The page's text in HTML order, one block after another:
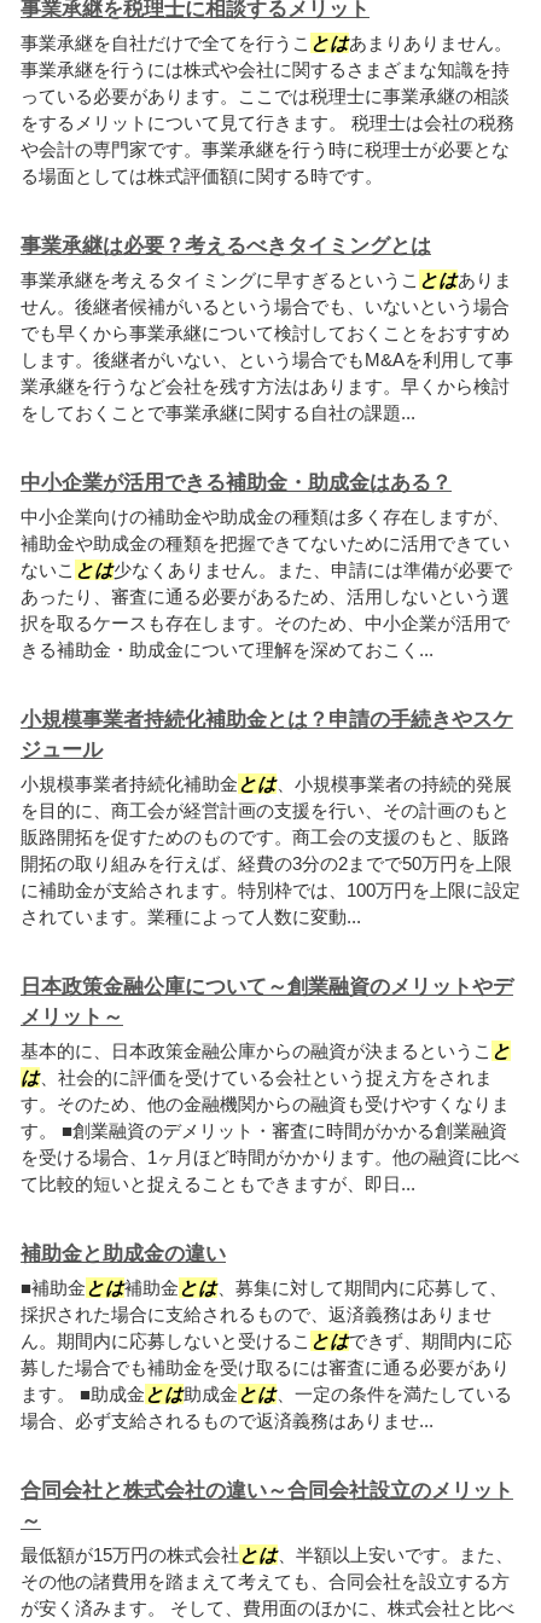
事業承継を税理士に相談するメリット
事業承継を自社だけで全てを行うこ とはあまりありません。
事業承継を行うには株式や会社に関するさまざまな知識を持
っている必要があります。ここでは税理士に事業承継の相談
をするメリットについて見て行きます。 税理士は会社の税務
や会計の専門家です。事業承継を行う時に税理士が必要とな
る場面としては株式評価額に関する時です。
事業承継は必要？考えるべきタイミングとは
事業承継を考えるタイミングに早すぎるというこ とはありま
せん。後継者候補がいるという場合でも、いないという場合
でも早くから事業承継について検討しておくことをおすすめ
します。後継者がいない、という場合でもM&Aを利用して事
業承継を行うなど会社を残す方法はあります。早くから検討
をしておくことで事業承継に関する自社の課題...
中小企業が活用できる補助金・助成金はある？
中小企業向けの補助金や助成金の種類は多く存在しますが、
補助金や助成金の種類を把握できてないために活用できてい
ないこ とは少なくありません。また、申請には準備が必要で
あったり、審査に通る必要があるため、活用しないという選
択を取るケースも存在します。そのため、中小企業が活用で
きる補助金・助成金について理解を深めておこく...
小規模事業者持続化補助金とは？申請の手続きやスケ
ジュール
小規模事業者持続化補助金 とは、小規模事業者の持続的発展
を目的に、商工会が経営計画の支援を行い、その計画のもと
販路開拓を促すためのものです。商工会の支援のもと、販路
開拓の取り組みを行えば、経費の3分の2までで50万円を上限
に補助金が支給されます。特別枠では、100万円を上限に設定
されています。業種によって人数に変動...
日本政策金融公庫について～創業融資のメリットやデ
メリット～
基本的に、日本政策金融公庫からの融資が決まるというこ と
は、社会的に評価を受けている会社という捉え方をされま
す。そのため、他の金融機関からの融資も受けやすくなりま
す。 ■創業融資のデメリット・審査に時間がかかる創業融資
を受ける場合、1ヶ月ほど時間がかかります。他の融資に比べ
て比較的短いと捉えることもできますが、即日...
補助金と助成金の違い
■補助金 とは補助金 とは、募集に対して期間内に応募して、
採択された場合に支給されるもので、返済義務はありませ
ん。期間内に応募しないと受けるこ とはできず、期間内に応
募した場合でも補助金を受け取るには審査に通る必要があり
ます。 ■助成金 とは助成金 とは、一定の条件を満たしている
場合、必ず支給されるもので返済義務はありませ...
合同会社と株式会社の違い～合同会社設立のメリット
～
最低額が15万円の株式会社 とは、半額以上安いです。また、
その他の諸費用を踏まえて考えても、合同会社を設立する方
が安く済みます。 そして、費用面のほかに、株式会社と比べ